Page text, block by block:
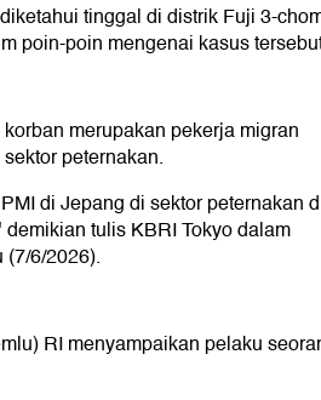
tinggal di distrik Fuji 3-
poin-poin mengenai kasus
merupakan pekerja migran
peternakan.
di Jepang di sektor peternakan
tulis KBRI Tokyo dalam
6/2026).
RI menyampaikan pelaku